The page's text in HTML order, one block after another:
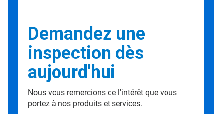
Demandez une
inspection dès
aujourd'hui
Nous vous remercions de l'intérêt que vous
portez à nos produits et services.